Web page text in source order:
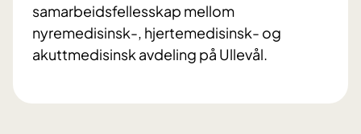
samarbeidsfellesskap mellom
nyremedisinsk-, hjertemedisinsk- og
akuttmedisinsk avdeling på Ullevål.